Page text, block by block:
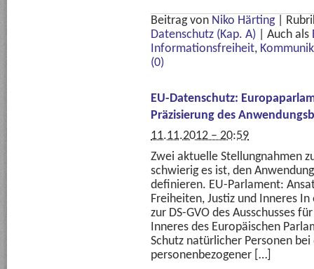
Beitrag von Niko Härting
Datenschutz (Kap. A)
Auch als
Informationsfreiheit,
(0)
EU-Datenschutz:
Präzisierung des
11.11.2012 – 20:59
Zwei aktuelle Stellungnahmen
schwierig es ist, den
definieren. EU-Parlament:
Freiheiten, Justiz und Inneres
zur DS-GVO des Ausschusses
Inneres des Europäischen
Schutz natürlicher Personen
personenbezogener […]